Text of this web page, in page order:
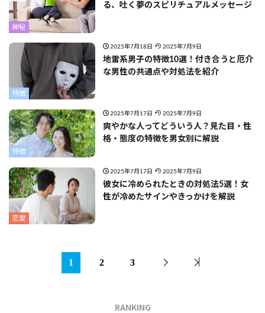
神秘
る、吐く夢のスピリチュアルメッセージ
特徴
2025年7月18日 2025年7月9日
地雷系男子の特徴10選！付き合うと厄介
な男性の共通点や対処法を紹介
特徴
2025年7月17日 2025年7月9日
爽やかな人ってどういう人？見た目・性
格・態度の特徴を男女別に解説
恋愛
2025年7月17日 2025年7月9日
彼女に冷められたときの対処法5選！女
性が冷めたサインやきっかけを解説
1 2 3